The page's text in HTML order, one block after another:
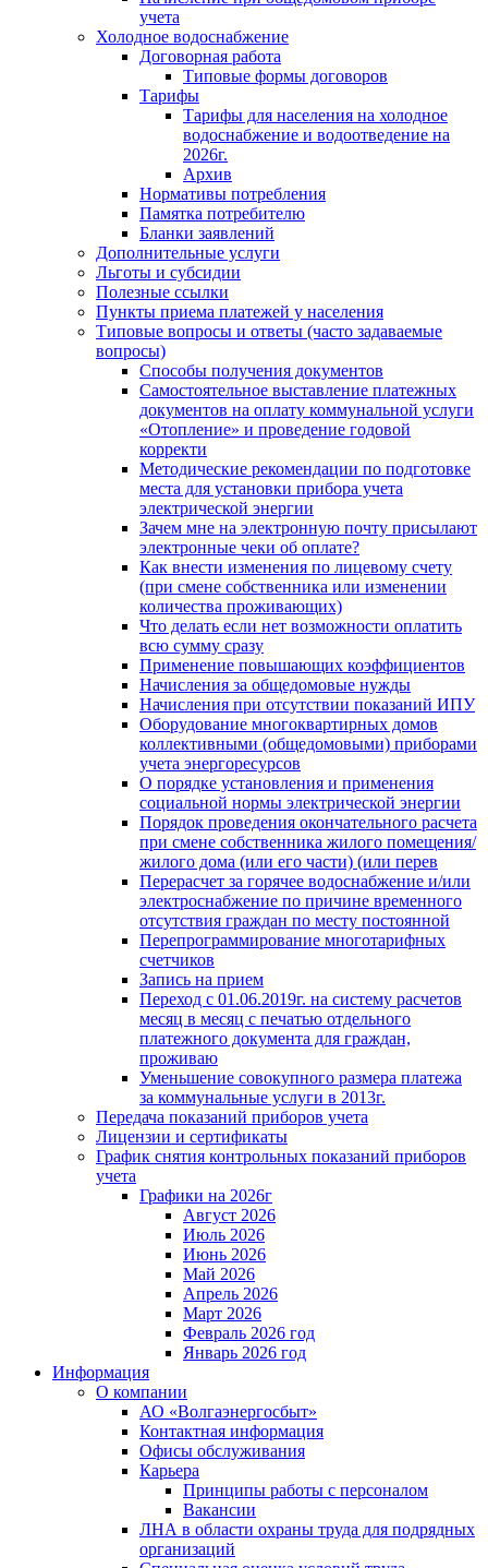
учета
Холодное водоснабжение
Договорная работа
Типовые формы договоров
Тарифы
Тарифы для населения на холодное
водоснабжение и водоотведение на
2026г.
Архив
Нормативы потребления
Памятка потребителю
Бланки заявлений
Дополнительные услуги
Льготы и субсидии
Полезные ссылки
Пункты приема платежей у населения
Типовые вопросы и ответы (часто задаваемые
вопросы)
Способы получения документов
Самостоятельное выставление платежных
документов на оплату коммунальной услуги
«Отопление» и проведение годовой
корректи
Методические рекомендации по подготовке
места для установки прибора учета
электрической энергии
Зачем мне на электронную почту присылают
электронные чеки об оплате?
Как внести изменения по лицевому счету
(при смене собственника или изменении
количества проживающих)
Что делать если нет возможности оплатить
всю сумму сразу
Применение повышающих коэффициентов
Начисления за общедомовые нужды
Начисления при отсутствии показаний ИПУ
Оборудование многоквартирных домов
коллективными (общедомовыми) приборами
учета энергоресурсов
О порядке установления и применения
социальной нормы электрической энергии
Порядок проведения окончательного расчета
при смене собственника жилого помещения/
жилого дома (или его части) (или перев
Перерасчет за горячее водоснабжение и/или
электроснабжение по причине временного
отсутствия граждан по месту постоянной
Перепрограммирование многотарифных
счетчиков
Запись на прием
Переход с 01.06.2019г. на систему расчетов
месяц в месяц с печатью отдельного
платежного документа для граждан,
проживаю
Уменьшение совокупного размера платежа
за коммунальные услуги в 2013г.
Передача показаний приборов учета
Лицензии и сертификаты
График снятия контрольных показаний приборов
учета
Графики на 2026г
Август 2026
Июль 2026
Июнь 2026
Май 2026
Апрель 2026
Март 2026
Февраль 2026 год
Январь 2026 год
Информация
О компании
АО «Волгаэнергосбыт»
Контактная информация
Офисы обслуживания
Карьера
Принципы работы с персоналом
Вакансии
ЛНА в области охраны труда для подрядных
организаций